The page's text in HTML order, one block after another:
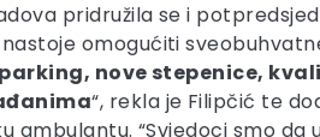
pridružila se i
omogućiti
nove stepenice,
“, rekla je Filipčić te
ambulantu. “Svjedoci smo